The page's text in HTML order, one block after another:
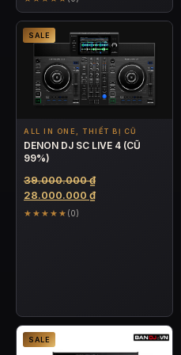
46.500.000 ₫.
tại
là:
45.000.000 ₫.
SALE
ALL IN ONE, THIẾT BỊ CŨ
DENON DJ SC LIVE 4 (CŨ
99%)
39.000.000₫Giá
gốc
28.000.000 ₫Giá
★★★★★ (0)
SALE